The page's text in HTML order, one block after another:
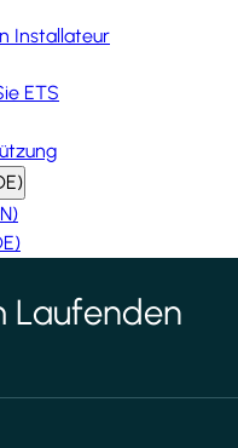
Installateur
ETS
Laufenden